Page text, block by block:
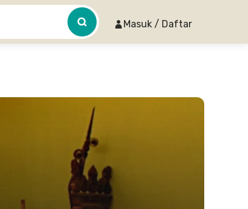
Masuk / Daftar